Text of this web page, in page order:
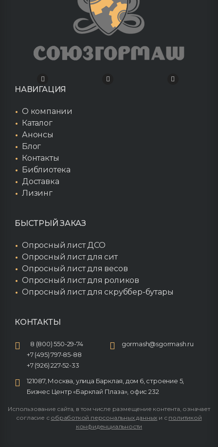
НАВИГАЦИЯ
О компании
Каталог
Анонсы
Блог
Контакты
Библиотека
Доставка
Лизинг
БЫСТРЫЙ ЗАКАЗ
Опросный лист ДСО
Опросный лист для сит
Опросный лист для весов
Опросный лист для роликов
Опросный лист для скруббер-бутары
КОНТАКТЫ
8 (800) 550-29-74
+7 (495) 797-85-88
+7 (926) 227-52-33
gormash@sgormash.ru
121087, Москва, улица Барклая, дом 6, строение 5,
Бизнес Центр «Барклай Плаза», офис 232
Использование сайта, в том числе размещение контента, означает
согласие с обработкой персональных данных и с политикой
конфиденциальности